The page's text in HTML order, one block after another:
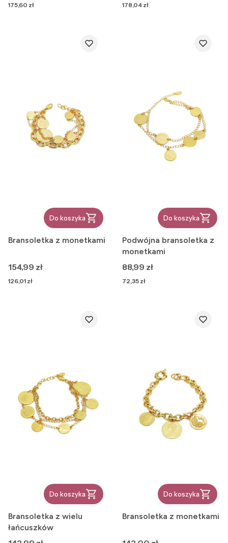
Cena
175,60 zł Cena
178,04 zł
Do koszyka
Bransoletka z monetkami
Cena
154,99 zł
Cena
126,01 zł
Do koszyka
Podwójna bransoletka z
monetkami
Cena
88,99 zł
Cena
72,35 zł
Do koszyka
Bransoletka z wielu
łańcuszków
Do koszyka
Bransoletka z monetkami